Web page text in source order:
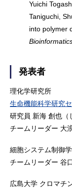
Yuichi
Taniguchi,
into polymer
発表者
理化学研究所
生命機能科学研究
研究員 新海 創也（
チームリーダー 大
細胞システム制御
チームリーダー 谷
広島大学 クロマチ